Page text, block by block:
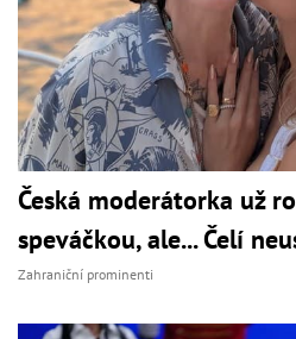
Česká moderátorka už
speváčkou, ale... Čelí
Zahraniční prominenti